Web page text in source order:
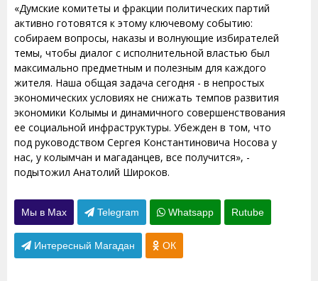
«Думские комитеты и фракции политических партий
активно готовятся к этому ключевому событию:
собираем вопросы, наказы и волнующие избирателей
темы, чтобы диалог с исполнительной властью был
максимально предметным и полезным для каждого
жителя. Наша общая задача сегодня - в непростых
экономических условиях не снижать темпов развития
экономики Колымы и динамичного совершенствования
ее социальной инфраструктуры. Убежден в том, что
под руководством Сергея Константиновича Носова у
нас, у колымчан и магаданцев, все получится», -
подытожил Анатолий Широков.
Мы в Max Telegram Whatsapp Rutube
Интересный Магадан ОК